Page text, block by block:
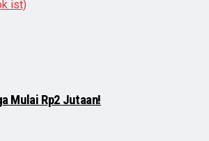
Mulai Rp2 Jutaan!